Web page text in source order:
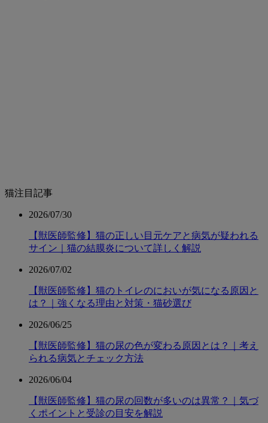
猫注目記事
2026/07/30
【獣医師監修】猫の正しい目元ケアと病気が疑われる
サイン｜猫の結膜炎について詳しく解説
2026/07/02
【獣医師監修】猫のトイレのにおいが気になる原因と
は？｜強くなる理由と対策・猫砂選び
2026/06/25
【獣医師監修】猫の尿の色が変わる原因とは？｜考え
られる病気とチェック方法
2026/06/04
【獣医師監修】猫の尿の回数が多いのは異常？｜気づ
くポイントと受診の目安を解説